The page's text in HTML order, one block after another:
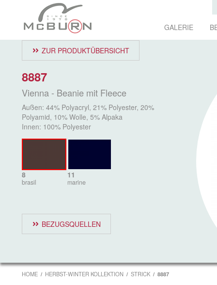
GALERIE
ZUR PRODUKTÜBERSICHT
8887
Vienna - Beanie mit Fleece
Außen: 44% Polyacryl, 21% Polyester, 20%
Polyamid, 10% Wolle, 5% Alpaka
Innen: 100% Polyester
8
brasil
11
marine
BEZUGSQUELLEN
HOME HERBST-WINTER KOLLEKTION STRICK 8887